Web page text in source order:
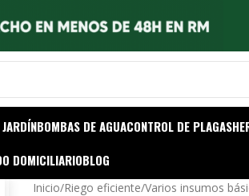
BOMBAS DE AGUACONTROL DE PLAGAS
DOMICILIARIOBLOG
Inicio/Riego eficiente/Varios insumos